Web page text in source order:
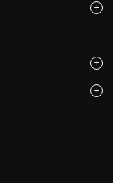
+
+
+